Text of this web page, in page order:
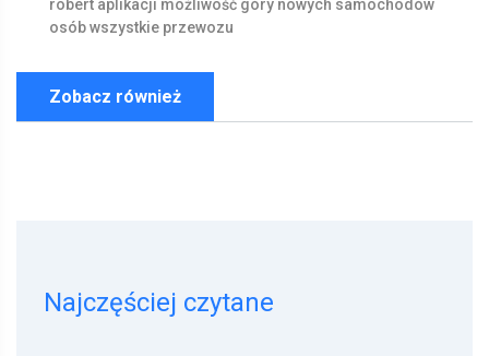
robert aplikacji możliwość góry nowych samochodów
osóbwszystkie przewozu
Zobacz również
Najczęściej czytane